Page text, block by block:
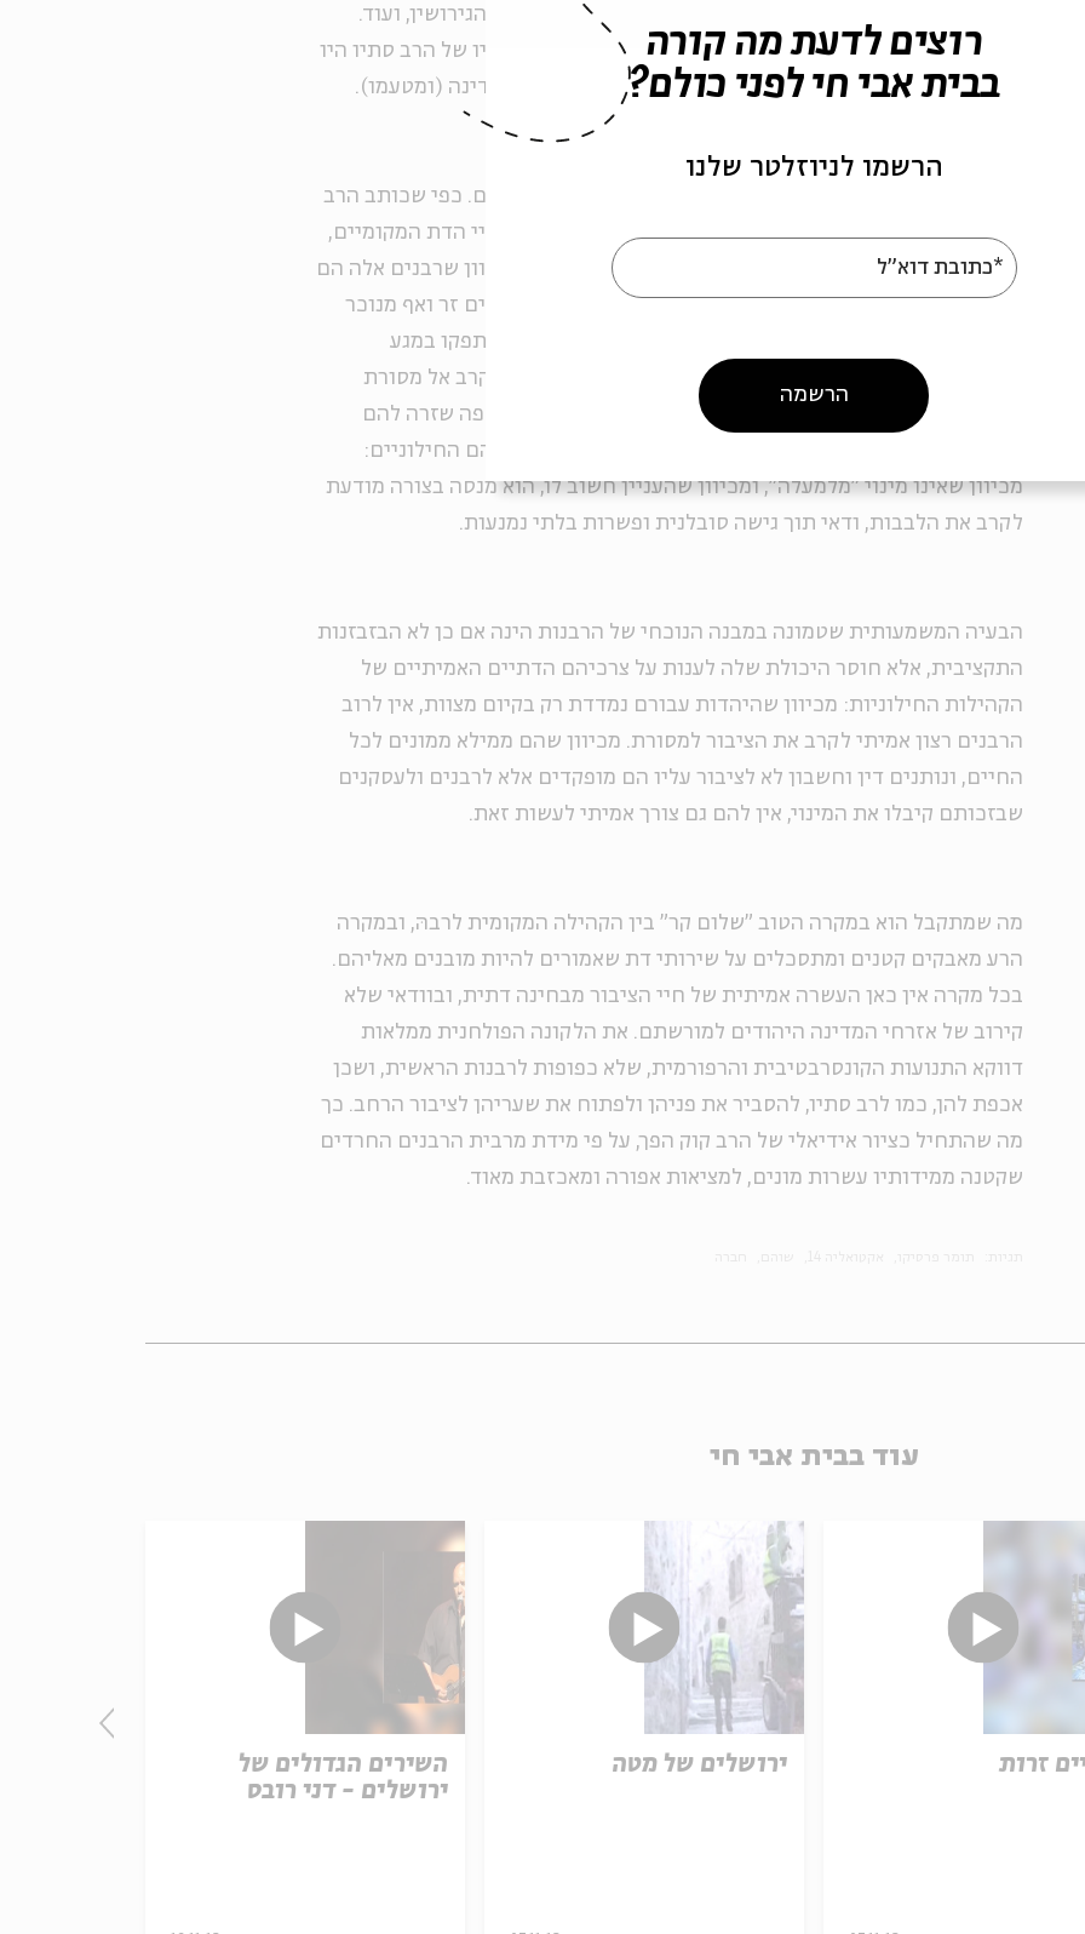
את רבני בתי הכנסת המקומיים, עורכים את רישומי הנישואין והגירושין, ועוד.
ממילא הם גם הסמכות היהודית העליונה במקום, ובודאי שרגליו של הרב סתיו היו
נדחקות ממקומן אם וכאשר היה השר מרגי ממנה רב מטעם המדינה (ומטעמו).
אך העניין מהותי יותר מאשר מאבקי כוחות פנים-אורתודוקסיים. כפי שכותב הרב
קדיש, משום שהרבנים המקומיים חולשים על כל תקציבי ומינויי הדת המקומיים,
ביכולתם למעשה לנסות לאכוף קו תורני אחיד על מחוזם. ומכיוון שרבנים אלה הם
כאמור על פי רוב חרדים, חזקה על קו זה שיהיה במרבית המקרים זר ואף מנוכר
לאופי הקהילה המקומית. במקרה כזה סביר שחברי הקהילה יסתפקו במגע
המינימלי ההכרחי עם הרבנות בעירם, ואף אם רצונם הוא להתקרב אל מסורת
אבותיהם לא יעשו זאת, מכיוון שנציגיה המקומיים מדברים בשפה שזרה להם
לחלוטין. אין זה מקרה שהרב סתיו אהוד כל כך גם על אנשי שוהם החילוניים:
מכיוון שאינו מינוי "מלמעלה", ומכיוון שהעניין חשוב לו, הוא מנסה בצורה מודעת
לקרב את הלבבות, ודאי תוך גישה סובלנית ופשרות בלתי נמנעות.
הבעיה המשמעותית שטמונה במבנה הנוכחי של הרבנות הינה אם כן לא הבזבזנות
התקציבית, אלא חוסר היכולת שלה לענות על צרכיהם הדתיים האמיתיים של
הקהילות החילוניות: מכיוון שהיהדות עבורם נמדדת רק בקיום מצוות, אין לרוב
הרבנים רצון אמיתי לקרב את הציבור למסורת. מכיוון שהם ממילא ממונים לכל
החיים, ונותנים דין וחשבון לא לציבור עליו הם מופקדים אלא לרבנים ולעסקנים
שבזכותם קיבלו את המינוי, אין להם גם צורך אמיתי לעשות זאת.
מה שמתקבל הוא במקרה הטוב "שלום קר" בין הקהילה המקומית לרבהּ, ובמקרה
הרע מאבקים קטנים ומתסכלים על שירותי דת שאמורים להיות מובנים מאליהם.
בכל מקרה אין כאן העשרה אמיתית של חיי הציבור מבחינה דתית, ובוודאי שלא
קירוב של אזרחי המדינה היהודים למורשתם. את הלקונה הפולחנית ממלאות
דווקא התנועות הקונסרבטיבית והרפורמית, שלא כפופות לרבנות הראשית, ושכן
אכפת להן, כמו לרב סתיו, להסביר את פניהן ולפתוח את שעריהן לציבור הרחב. כך
מה שהתחיל כציור אידיאלי של הרב קוק הפך, על פי מידת מרבית הרבנים החרדים
שקטנה ממידותיו עשרות מונים, למציאות אפורה ומאכזבת מאוד.
עוד בבית אבי חי
השירים הגדולים של
ירושלים - דני רובס
ירושלים של מטה זרות
רוצים לדעת מה קורה
בבית אבי חי לפני כולם?
הרשמו לניוזלטר שלנו
*כתובת דוא"ל
הרשמה